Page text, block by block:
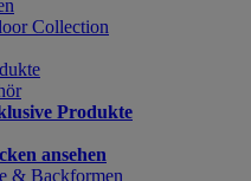
Collection
Produkte
ansehen
& Backformen